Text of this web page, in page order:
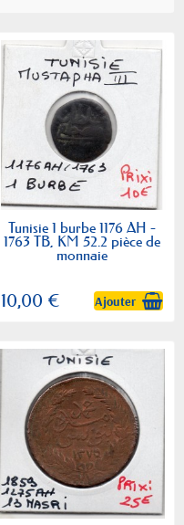
Tunisie 1 burbe 1176 AH -
1763 TB, KM 52.2 pièce de
monnaie
10,00 € Ajouter